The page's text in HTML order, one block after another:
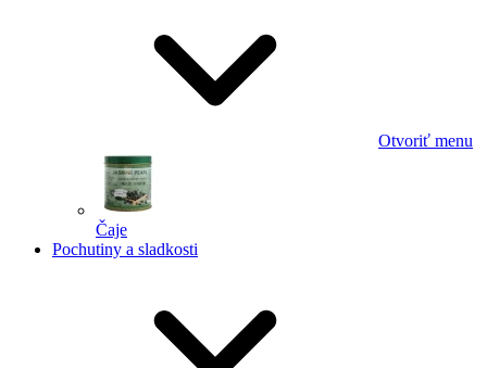
Otvoriť menu
Čaje
Pochutiny a sladkosti